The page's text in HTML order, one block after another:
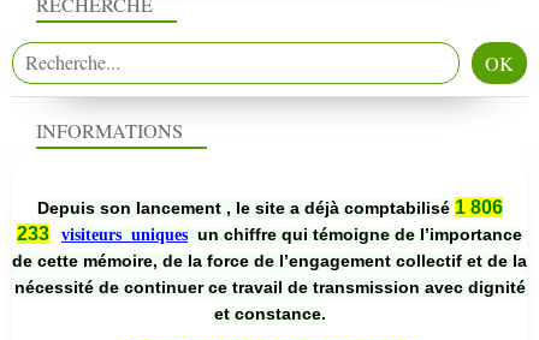
INFORMATIONS
Depuis son lancement , le site a déjà comptabilisé 1 806
233
visiteurs uniques un chiffre qui témoigne de l’importance
de cette mémoire, de la force de l’engagement collectif et de la
nécessité de continuer ce travail de transmission avec dignité
et constance.